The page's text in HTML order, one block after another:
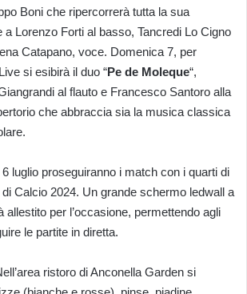
Boni che ripercorrerà tutta la sua
a Lorenzo Forti al basso, Tancredi Lo Cigno
Catapano, voce. Domenica 7, per
si esibirà il duo “Pe de Moleque“,
al flauto e Francesco Santoro alla
che abbraccia sia la musica classica
luglio proseguiranno i match con i quarti di
Calcio 2024. Un grande schermo ledwall a
allestito per l’occasione, permettendo agli
le partite in diretta.
ristoro di Anconella Garden si